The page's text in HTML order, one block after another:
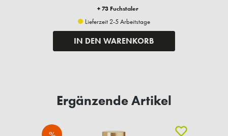
+ 73 Fuchstaler
Lieferzeit 2-5 Arbeitstage
IN DEN WARENKORB
Ergänzende Artikel